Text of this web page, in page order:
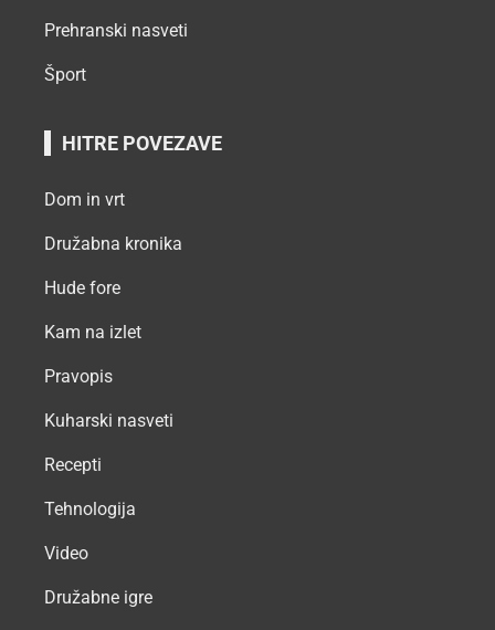
Prehranski nasveti
Šport
HITRE POVEZAVE
Dom in vrt
Družabna kronika
Hude fore
Kam na izlet
Pravopis
Kuharski nasveti
Recepti
Tehnologija
Video
Družabne igre